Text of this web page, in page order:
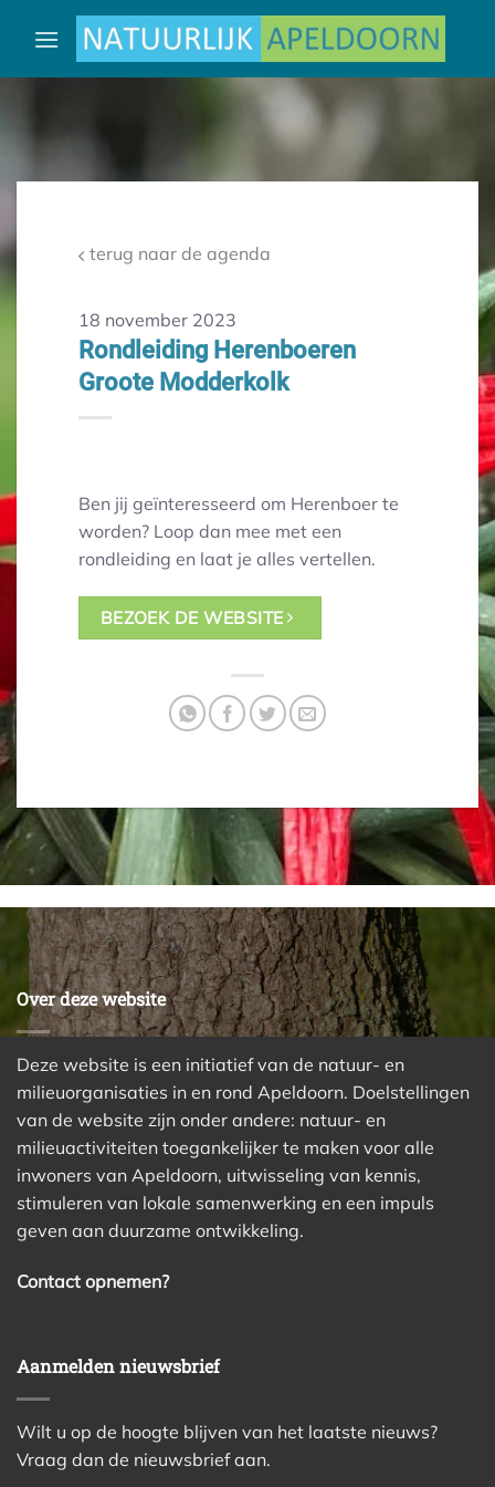
naar
terug naar de agenda
18 november 2023
Rondleiding Herenboeren
Groote Modderkolk
Ben jij geïnteresseerd om Herenboer te
worden? Loop dan mee met een
rondleiding en laat je alles vertellen.
BEZOEK DE WEBSITE
Over deze website
Deze website is een initiatief van de natuur- en
milieuorganisaties in en rond Apeldoorn. Doelstellingen
van de website zijn onder andere: natuur- en
milieuactiviteiten toegankelijker te maken voor alle
inwoners van Apeldoorn, uitwisseling van kennis,
stimuleren van lokale samenwerking en een impuls
geven aan duurzame ontwikkeling.
Contact opnemen?
Aanmelden nieuwsbrief
Wilt u op de hoogte blijven van het laatste nieuws?
Vraag dan de nieuwsbrief aan.